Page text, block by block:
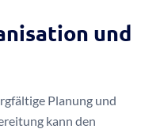
und
Planung und
kann den